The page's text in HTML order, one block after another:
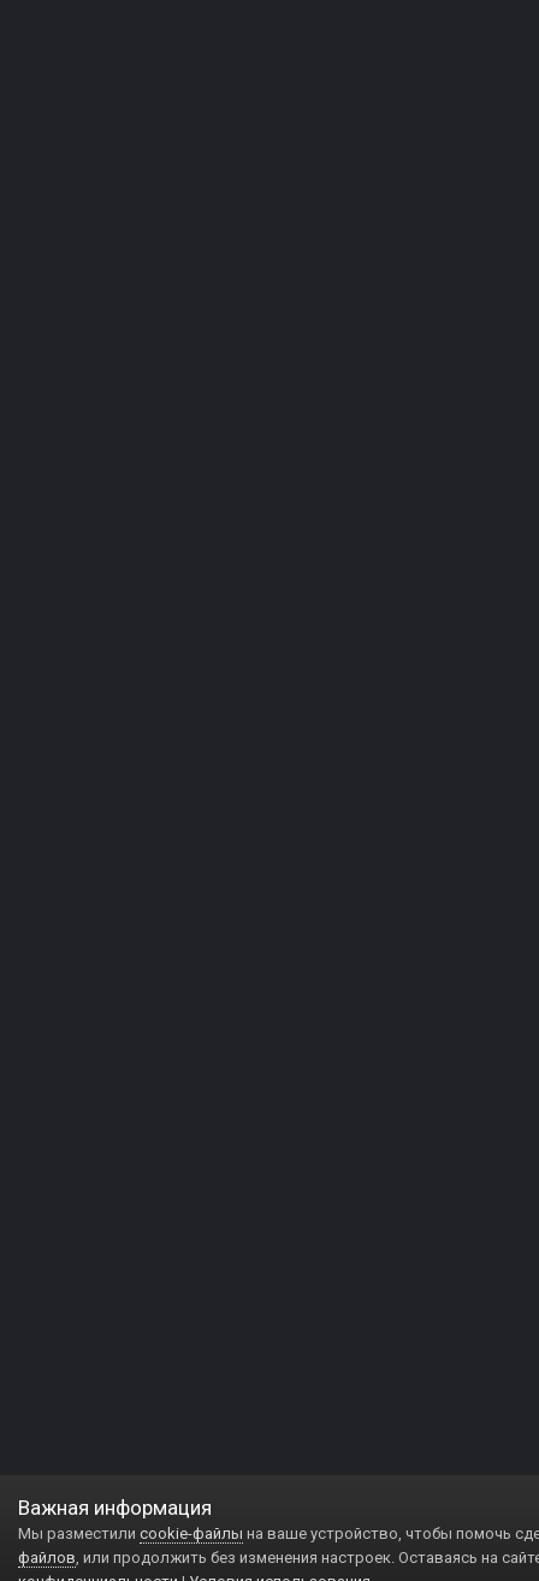
Важная информация
Мы разместили cookie-файлы на ваше устройство, чтобы помочь
файлов, или продолжить без изменения настроек. Оставаясь на